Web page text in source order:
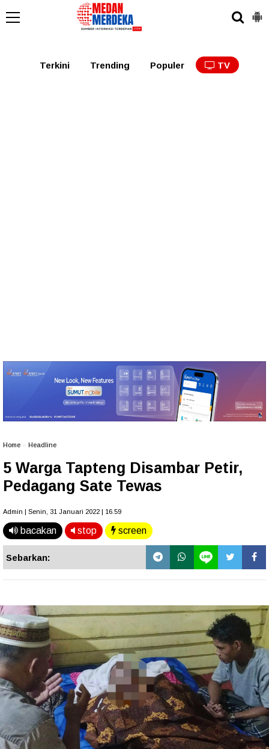
Tabagsel Tapanuli
Terkini Trending Populer TV
Home Headline
5 Warga Tapteng Disambar Petir,
Pedagang Sate Tewas
Admin | Senin, 31 Januari 2022 | 16.59
bacakan stop screen
Sebarkan: